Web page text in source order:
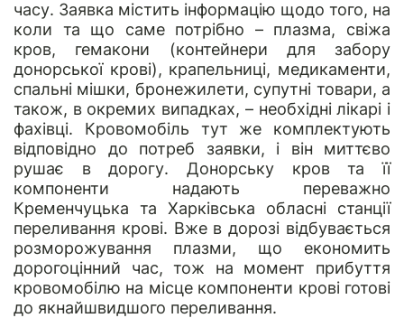
часу. Заявка містить інформацію щодо того, на
коли та що саме потрібно – плазма, свіжа
кров, гемакони (контейнери для забору
донорської крові), крапельниці, медикаменти,
спальні мішки, бронежилети, супутні товари, а
також, в окремих випадках, – необхідні лікарі і
фахівці. Кровомобіль тут же комплектують
відповідно до потреб заявки, і він миттєво
рушає в дорогу. Донорську кров та її
компоненти надають переважно
Кременчуцька та Харківська обласні станції
переливання крові. Вже в дорозі відбувається
розморожування плазми, що економить
дорогоцінний час, тож на момент прибуття
кровомобілю на місце компоненти крові готові
до якнайшвидшого переливання.